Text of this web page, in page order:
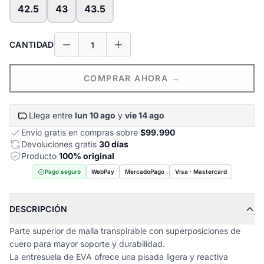
42.5 43 43.5
CANTIDAD
COMPRAR AHORA →
Llega entre lun 10 ago y vie 14 ago
Envío gratis en compras sobre $99.990
Devoluciones gratis 30 días
Producto 100% original
Pago seguro WebPay MercadoPago Visa · Mastercard
DESCRIPCIÓN
Parte superior de malla transpirable con superposiciones de
cuero para mayor soporte y durabilidad.
La entresuela de EVA ofrece una pisada ligera y reactiva